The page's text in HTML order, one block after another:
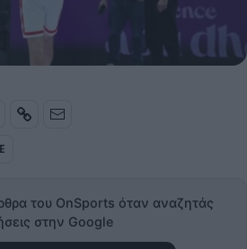
του OnSports όταν αναζητάς
στην Google